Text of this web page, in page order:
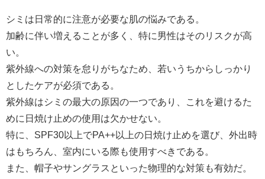
シミは日常的に注意が必要な肌の悩みである。
加齢に伴い増えることが多く、特に男性はそのリスクが高
い。
紫外線への対策を怠りがちなため、若いうちからしっかり
としたケアが必須である。
紫外線はシミの最大の原因の一つであり、これを避けるた
めに日焼け止めの使用は欠かせない。
特に、SPF30以上でPA++以上の日焼け止めを選び、外出時
はもちろん、室内にいる際も使用すべきである。
また、帽子やサングラスといった物理的な対策も有効だ。